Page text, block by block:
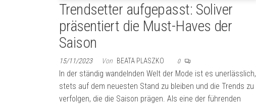
Trendsetter aufgepasst: Soliver
präsentiert die Must-Haves der
Saison
15/11/2023 Von BEATA PLASZKO 0
In der ständig wandelnden Welt der Mode ist es unerlässlich,
stets auf dem neuesten Stand zu bleiben und die Trends zu
verfolgen, die die Saison prägen. Als eine der führenden